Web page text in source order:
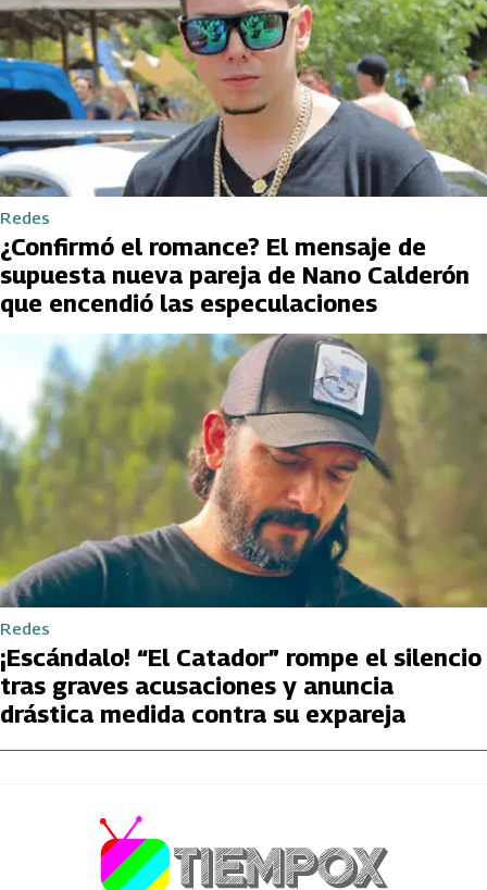
Redes
¿Confirmó el romance? El mensaje de
supuesta nueva pareja de Nano Calderón
que encendió las especulaciones
Redes
¡Escándalo! “El Catador” rompe el silencio
tras graves acusaciones y anuncia
drástica medida contra su expareja